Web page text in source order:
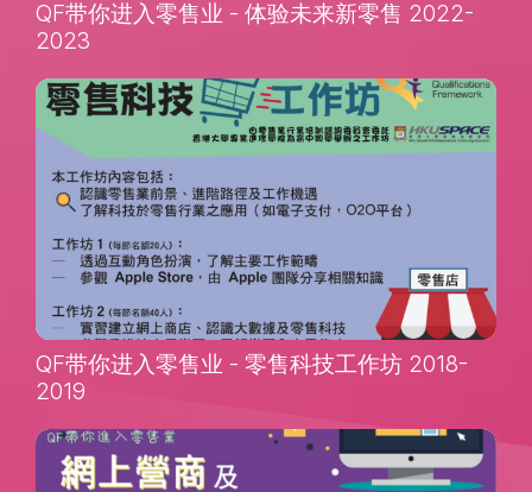
QF带你进入零售业 - 体验未来新零售 2022-
2023
QF带你进入零售业 - 零售科技工作坊 2018-
2019